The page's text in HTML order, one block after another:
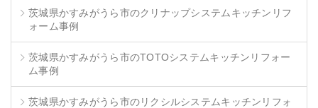
茨城県かすみがうら市のクリナップシステムキッチンリフ
ォーム事例
茨城県かすみがうら市のTOTOシステムキッチンリフォー
ム事例
茨城県かすみがうら市のリクシルシステムキッチンリフォ